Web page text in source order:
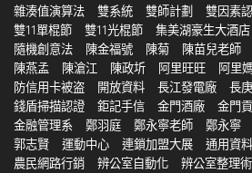
雜湊值演算法
雙系統 雙師計劃 雙因素
雙11單棍節
雙11光棍節 集美湖豪生大酒店
隨機創意法
陳金福號 陳菊 陳苗兒老師
陳燕孟
陳滄江 陳政圻 阿里旺旺 阿里
防信用卡被盗
開放資料 長江發電廠 長
錢盾掃描認證
鉅記手信 金門酒廠 金門
金融管理系
鄭羽庭 鄭永寧老師 鄭永寧
郭志賢
運動中心 連鎖加盟大展 通用資
農民網路行銷
辨公室自動化 辨公室整理術